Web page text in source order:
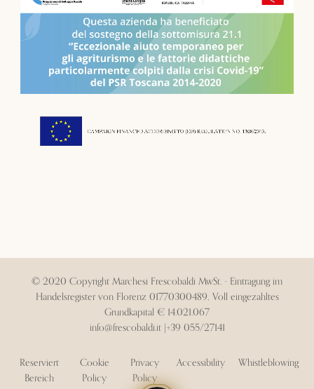
© 2020 Copyright Marchesi Frescobaldi MwSt. - Eintragung im
Handelsregister von Florenz 01770300489, Voll eingezahltes
Grundkapital € 14.021.067
info@frescobaldi.it |+39 055/27141
Reserviert
Bereich
Cookie
Policy
Privacy
Policy
Accessibility Whistleblowing